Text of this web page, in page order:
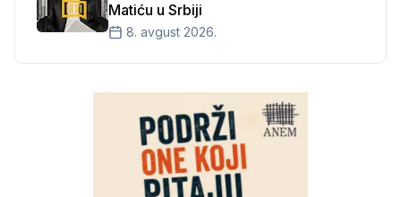
Matiću u Srbiji
8. avgust 2026.